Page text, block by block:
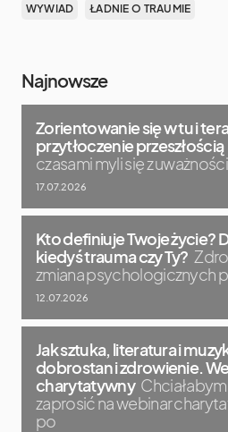
WYWIAD ŁADNIE O TRAUMIE
Najnowsze
Zorientowanie się w tu i
przytłoczenie przeszłością
czasami myli się z
17.07.2026
Kto definiuje Twoje życie?
kiedyś trauma czy Ty?
zmiana psychologicznych
12.07.2026
Jak sztuka, literatura i
dobrostan i zdrowienie.
charytatywny
zaprosić na webinar
po